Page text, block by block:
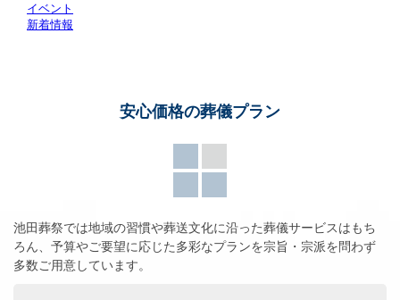
イベント
新着情報
安心価格の葬儀プラン
池田葬祭では地域の習慣や葬送文化に沿った葬儀サービスはもち
ろん、 予算やご要望に応じた多彩なプランを宗旨・宗派を問わず
多数ご用意しています。